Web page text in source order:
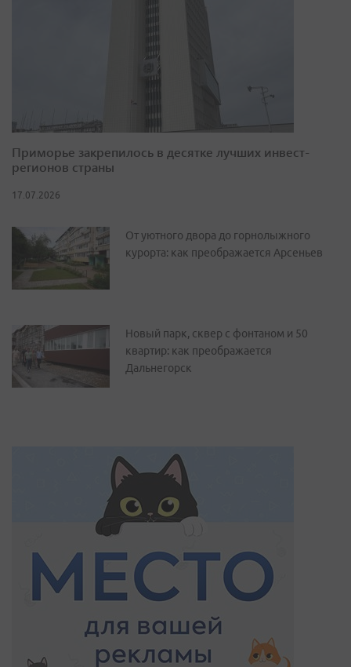
Приморье закрепилось в десятке лучших инвест-
регионов страны
17.07.2026
От уютного двора до горнолыжного
курорта: как преображается Арсеньев
Новый парк, сквер с фонтаном и 50
квартир: как преображается
Дальнегорск